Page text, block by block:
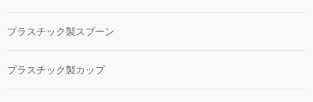
プラスチック製スプーン
プラスチック製カップ